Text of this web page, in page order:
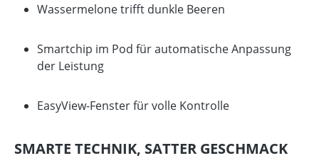
Wassermelone trifft dunkle Beeren
Smartchip im Pod für automatische Anpassung
der Leistung
EasyView-Fenster für volle Kontrolle
SMARTE TECHNIK, SATTER GESCHMACK